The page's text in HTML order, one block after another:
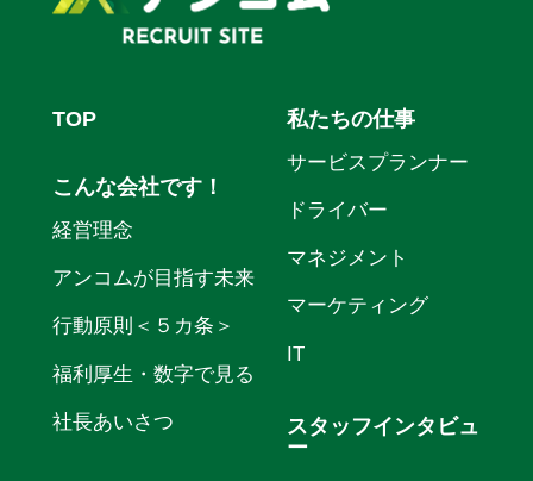
TOP
こんな会社です！
経営理念
アンコムが目指す未来
行動原則＜５カ条＞
福利厚生・数字で見る
社長あいさつ
私たちの仕事
サービスプランナー
ドライバー
マネジメント
マーケティング
IT
スタッフインタビュ
ー